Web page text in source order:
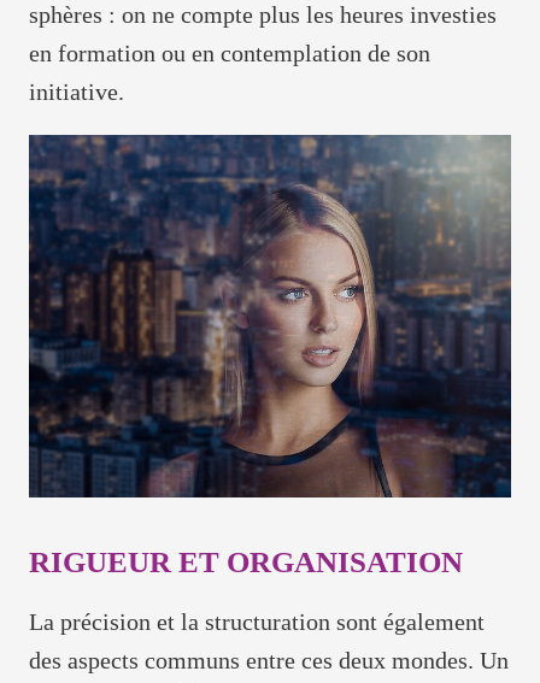
sphères : on ne compte plus les heures investies
en formation ou en contemplation de son
initiative.
RIGUEUR ET ORGANISATION
La précision et la structuration sont également
des aspects communs entre ces deux mondes. Un